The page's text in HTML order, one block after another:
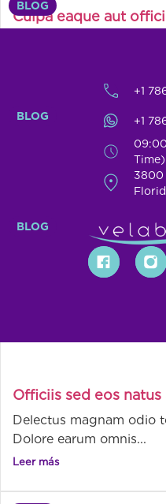
BLOG
Culpa eaque aut
BLOG
Rerum maiores et
BLOG
Officiis sed eos natus
Delectus magnam odio
Dolore earum omnis...
Leer más
+1
+1
3800